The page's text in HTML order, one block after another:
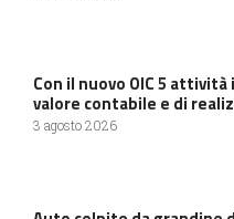
Con il nuovo OIC 5
valore contabile e di
3 agosto 2026